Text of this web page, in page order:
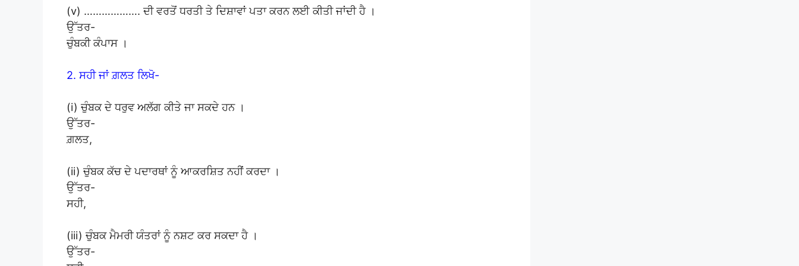
(v) ………………. ਦੀ ਵਰਤੋਂ ਧਰਤੀ ਤੇ ਦਿਸ਼ਾਵਾਂ ਪਤਾ ਕਰਨ ਲਈ ਕੀਤੀ ਜਾਂਦੀ ਹੈ ।
ਉੱਤਰ-
ਚੁੰਬਕੀ ਕੰਪਾਸ ।
2. ਸਹੀ ਜਾਂ ਗ਼ਲਤ ਲਿਖੋ-
(i) ਚੁੰਬਕ ਦੇ ਧਰੁਵ ਅਲੱਗ ਕੀਤੇ ਜਾ ਸਕਦੇ ਹਨ ।
ਉੱਤਰ-
ਗ਼ਲਤ,
(ii) ਚੁੰਬਕ ਕੱਚ ਦੇ ਪਦਾਰਥਾਂ ਨੂੰ ਆਕਰਸ਼ਿਤ ਨਹੀਂ ਕਰਦਾ ।
ਉੱਤਰ-
ਸਹੀ,
(iii) ਚੁੰਬਕ ਮੈਮਰੀ ਯੰਤਰਾਂ ਨੂੰ ਨਸ਼ਟ ਕਰ ਸਕਦਾ ਹੈ ।
ਉੱਤਰ-